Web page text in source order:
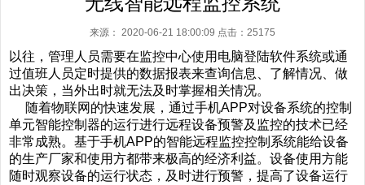
来源： 2020-06-21 18:00:09 点击： 25175
以往，管理人员需要在监控中心使用电脑登陆软件系统或通
过值班人员定时提供的数据报表来查询信息、了解情况、做
出决策，当外出时就无法及时掌握相关情况。
随着物联网的快速发展，通过手机APP对设备系统的控制
单元智能控制器的运行进行远程设备预警及监控的技术已经
非常成熟。基于手机APP的智能远程监控控制系统能给设备
的生产厂家和使用方都带来极高的经济利益。设备使用方能
随时观察设备的运行状态，及时进行预警，提高了设备运行